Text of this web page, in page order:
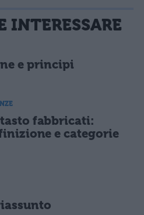
INTERESSARE
e principi
fabbricati:
e categorie